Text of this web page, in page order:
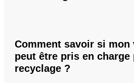
Comment savoir si mon
peut être pris en charge
recyclage ?